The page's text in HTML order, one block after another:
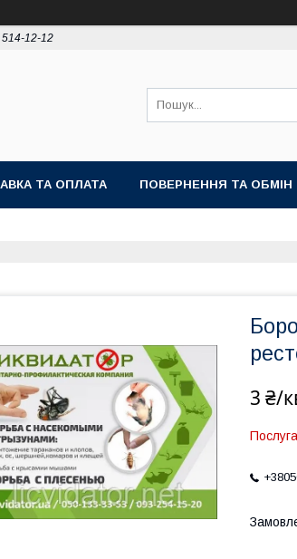
12-12
ТА ОПЛАТА ПОВЕРНЕННЯ ТА ОБМІН
3 ₴/
Послуга